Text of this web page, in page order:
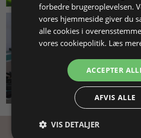
SMYKKEKURSUS
forbedre brugeroplevelsen.
vores hjemmeside giver du
alle cookies i
vores cookiepolitik. Læs
ACCEPTER
AFVIS ALLE
VIS DETALJER